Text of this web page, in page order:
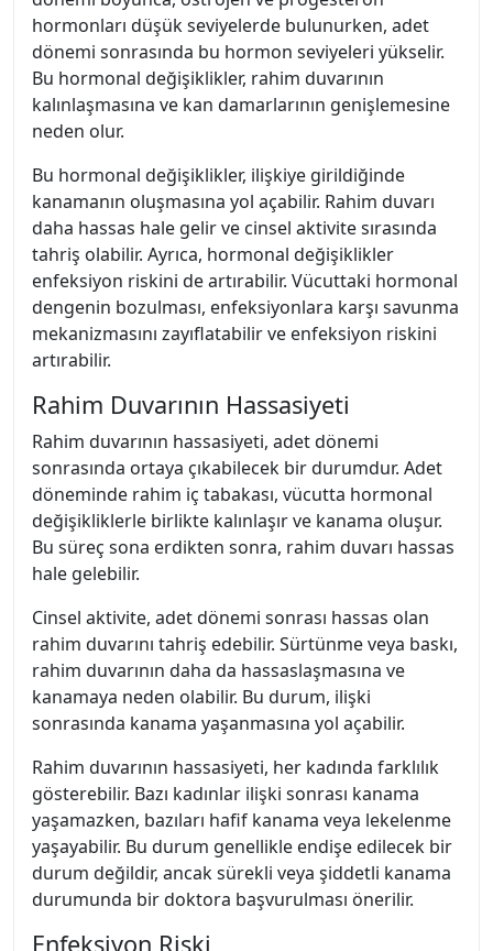
hormonları düşük seviyelerde bulunurken, adet
dönemi sonrasında bu hormon seviyeleri yükselir.
Bu hormonal değişiklikler, rahim duvarının
kalınlaşmasına ve kan damarlarının genişlemesine
neden olur.
Bu hormonal değişiklikler, ilişkiye girildiğinde
kanamanın oluşmasına yol açabilir. Rahim duvarı
daha hassas hale gelir ve cinsel aktivite sırasında
tahriş olabilir. Ayrıca, hormonal değişiklikler
enfeksiyon riskini de artırabilir. Vücuttaki hormonal
dengenin bozulması, enfeksiyonlara karşı savunma
mekanizmasını zayıflatabilir ve enfeksiyon riskini
artırabilir.
Rahim Duvarının Hassasiyeti
Rahim duvarının hassasiyeti, adet dönemi
sonrasında ortaya çıkabilecek bir durumdur. Adet
döneminde rahim iç tabakası, vücutta hormonal
değişikliklerle birlikte kalınlaşır ve kanama oluşur.
Bu süreç sona erdikten sonra, rahim duvarı hassas
hale gelebilir.
Cinsel aktivite, adet dönemi sonrası hassas olan
rahim duvarını tahriş edebilir. Sürtünme veya baskı,
rahim duvarının daha da hassaslaşmasına ve
kanamaya neden olabilir. Bu durum, ilişki
sonrasında kanama yaşanmasına yol açabilir.
Rahim duvarının hassasiyeti, her kadında farklılık
gösterebilir. Bazı kadınlar ilişki sonrası kanama
yaşamazken, bazıları hafif kanama veya lekelenme
yaşayabilir. Bu durum genellikle endişe edilecek bir
durum değildir, ancak sürekli veya şiddetli kanama
durumunda bir doktora başvurulması önerilir.
Enfeksiyon Riski